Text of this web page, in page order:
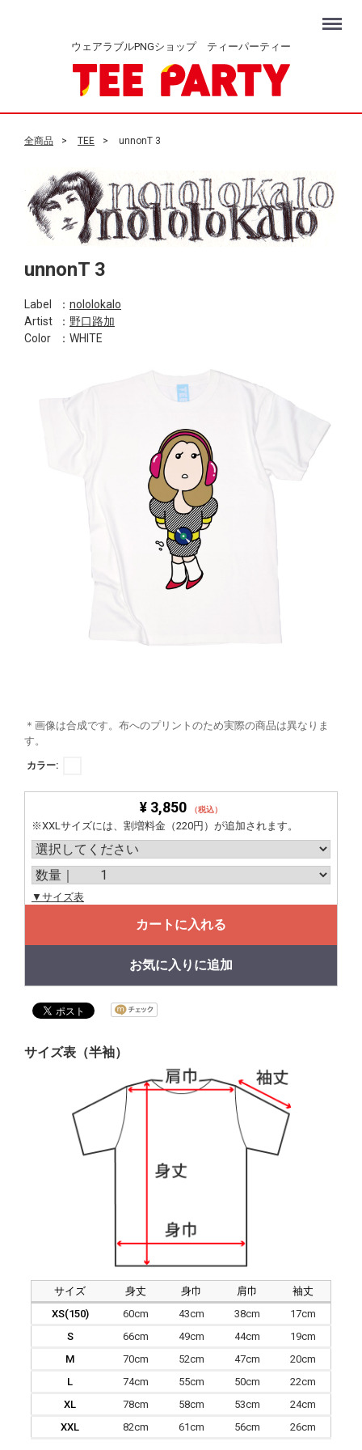
ウェアラブルPNGショップ ティーパーティー
Menu
全商品 TEE unnonT 3
unnonT 3
Label ： nololokalo
Artist
： 野口路加
Color
：WHITE
＊画像は合成です。布へのプリントのため実際の商品は異なりま
す。
カラー:
¥ 3,850 （税込）
※XXLサイズには、割増料金（220円）が追加されます。
▼サイズ表
カートに入れる
お気に入りに追加
サイズ表（半袖）
サイズ 身丈 身巾 肩巾
袖丈
XS(150)
60cm 43cm 38cm
17cm
S
66cm 49cm 44cm
19cm
M
70cm 52cm 47cm
20cm
L
74cm 55cm 50cm
22cm
XL
78cm 58cm 53cm
24cm
XXL
82cm 61cm 56cm 26cm